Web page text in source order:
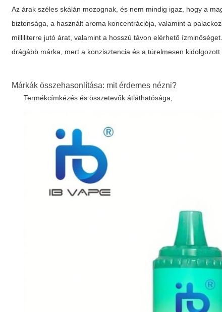
Az árak széles skálán mozognak, és nem mindig igaz, hogy a
biztonsága, a használt aroma koncentrációja, valamint a
milliliterre jutó árat, valamint a hosszú távon elérhető
drágább márka, mert a konzisztencia és a türelmesen
Márkák összehasonlítása: mit érdemes nézni?
Termékcímkézés és összetevők átláthatósága;